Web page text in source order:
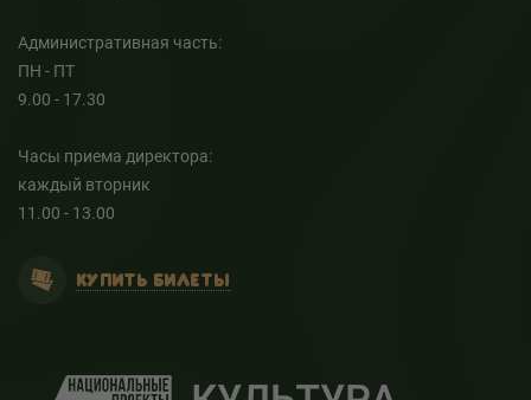
Административная часть:
ПН - ПТ
9.00 - 17.30
Часы приема директора:
каждый вторник
11.00 - 13.00
КУПИТЬ БИЛЕТЫ